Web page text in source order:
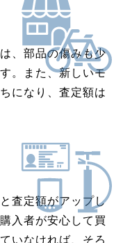
、部品の傷みも少
。また、新しいモ
になり、査定額は
査定額がアップし
入者が安心して買
いなければ、そろ